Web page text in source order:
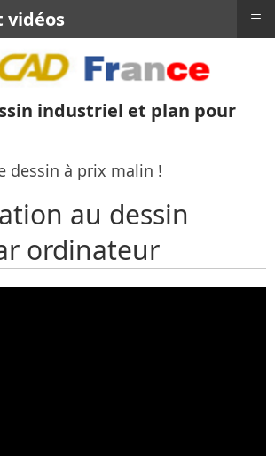
industriel et plan pour
dessin à prix malin !
au dessin
ordinateur
vidéos ≡